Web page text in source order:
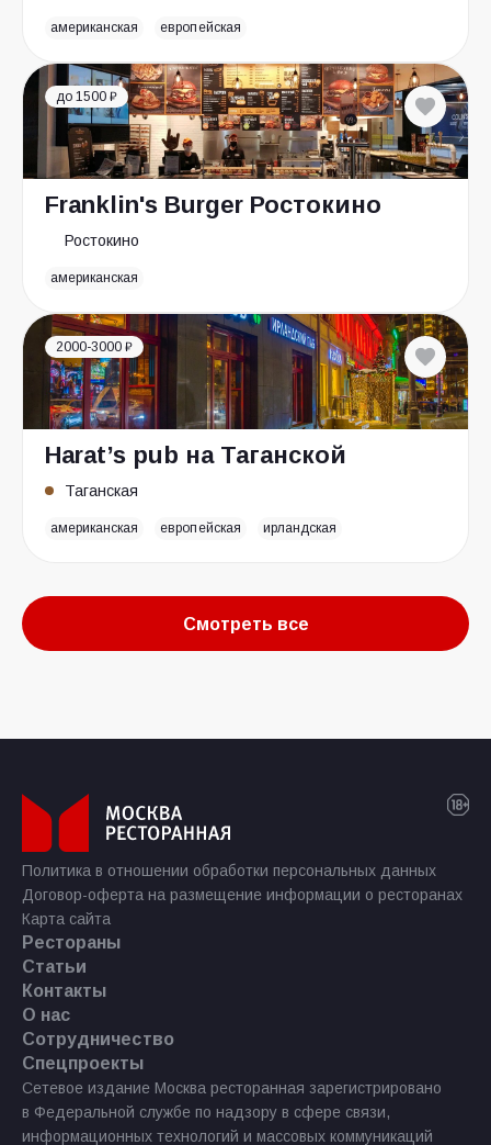
американская европейская
до 1500 ₽
Franklin's Burger Ростокино
Ростокино
американская
2000-3000 ₽
Harat’s pub на Таганской
Таганская
американская европейская ирландская
Смотреть все
Политика в отношении обработки персональных данных
Договор-оферта на размещение информации о ресторанах
Карта сайта
Рестораны
Статьи
Контакты
О нас
Сотрудничество
Спецпроекты
Сетевое издание Москва ресторанная зарегистрировано
в Федеральной службе по надзору в сфере связи,
информационных технологий и массовых коммуникаций